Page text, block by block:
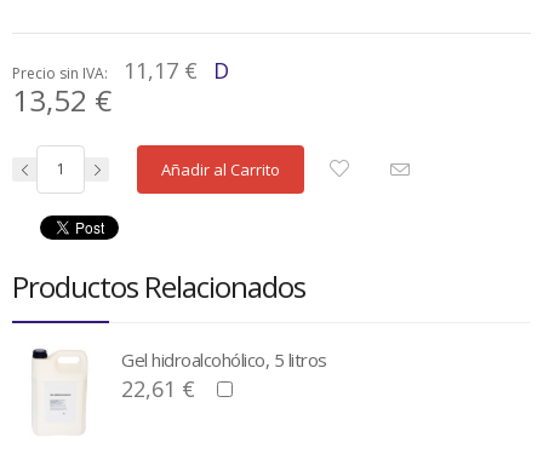
Precio sin IVA: 11,17 € D
13,52 €
Añadir al Carrito
Productos Relacionados
Gel hidroalcohólico, 5 litros
22,61 €